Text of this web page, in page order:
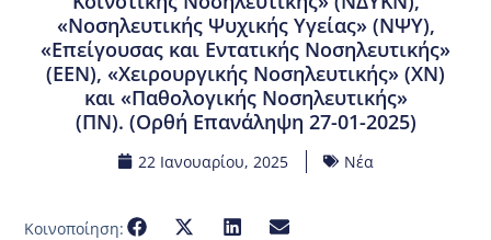
«Νοσηλευτικής Ψυχικής Υγείας» (ΝΨΥ),
«Επείγουσας και Εντατικής Νοσηλευτικής»
(ΕΕΝ), «Χειρουργικής Νοσηλευτικής» (ΧΝ)
και «Παθολογικής Νοσηλευτικής»
(ΠΝ). (Ορθή Επανάληψη 27-01-2025)
22 Ιανουαρίου, 2025 Νέα
Κοινοποίηση: